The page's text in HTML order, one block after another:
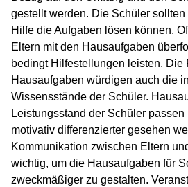
gestellt werden. Die Schüler
Hilfe die Aufgaben lösen können.
Eltern mit den Hausaufgaben
bedingt Hilfestellungen leisten. Die
Hausaufgaben würdigen auch die
Wissensstände der Schüler.
Leistungsstand der Schüler
motivativ differenzierter gesehen
Kommunikation zwischen Eltern
wichtig, um die Hausaufgaben für
zweckmäßiger zu gestalten.